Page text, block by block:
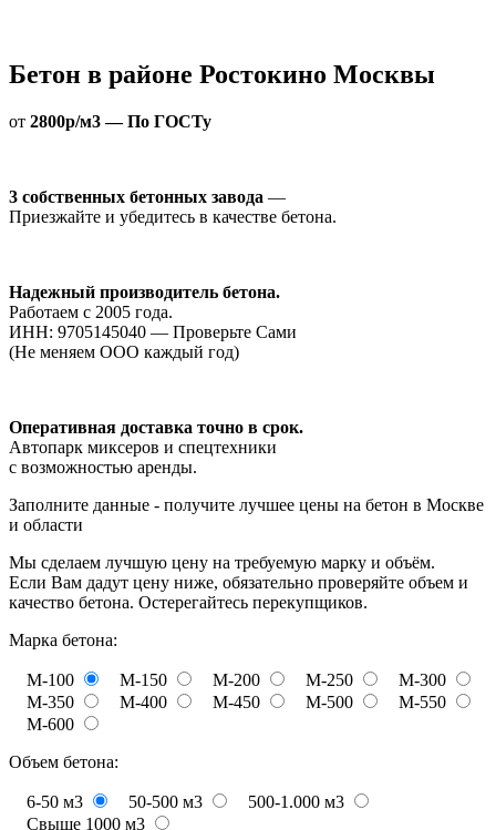
Бетон в районе Ростокино Москвы
от 2800р/м3 — По ГОСТу
3 собственных бетонных завода —
Приезжайте и убедитесь в качестве бетона.
Надежный производитель бетона.
Работаем с 2005 года.
ИНН: 9705145040 — Проверьте Сами
(Не меняем ООО каждый год)
Оперативная доставка точно в срок.
Автопарк миксеров и спецтехники
с возможностью аренды.
Заполните данные - получите лучшее цены на бетон в Москве
и области
Мы сделаем лучшую цену на требуемую марку и объём.
Если Вам дадут цену ниже, обязательно проверяйте объем и
качество бетона. Остерегайтесь перекупщиков.
Марка бетона:
М-100 М-150 М-200 М-250
М-300
М-350
М-400 М-450 М-500
М-550
М-600
Объем бетона:
6-50 м3 50-500 м3
500-1.000 м3
Свыше 1000 м3